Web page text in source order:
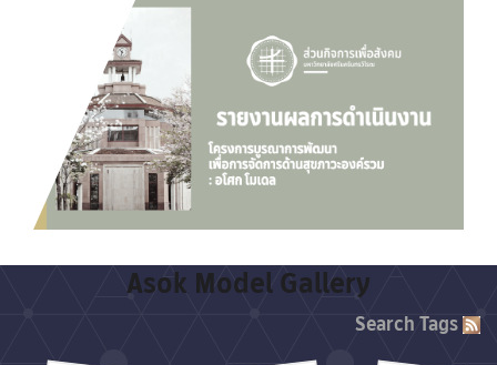
Asok Model Gallery
SearchTags